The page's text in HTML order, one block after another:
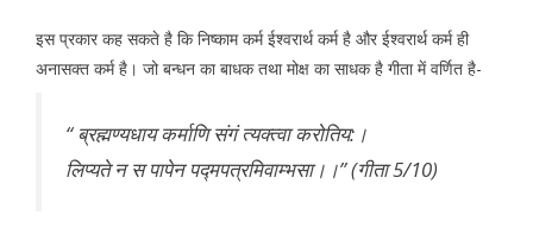
इस प्रकार कह सकते है कि निष्काम कर्म ईश्वरार्थ कर्म है और ईश्वरार्थ कर्म ही
अनासक्त कर्म है। जो बन्धन का बाधक तथा मोक्ष का साधक है गीता में वर्णित है-
‘‘ ब्रह्मण्यधाय कर्माणि संगं त्यक्त्वा करोतिय:।
लिप्यते न स पापेन पद्मपत्रमिवाम्भसा।।’’ (गीता 5/10)